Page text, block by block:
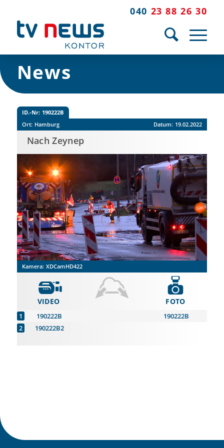
040 23 88 26 30
News
ID.-Nr: 190222B
Ort: Hamburg Datum: 19.02.2022
Nach Zeynep
Kamera: XDCamHD422
VIDEO
190222B
190222B2
FOTO
190222B